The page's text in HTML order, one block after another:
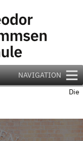
NAVIGATION